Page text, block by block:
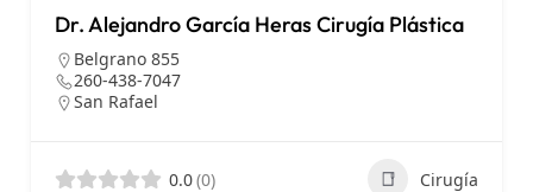
Dr. Alejandro García Heras Cirugía Plástica
Belgrano 855
260-438-7047
San Rafael
0.0(0) Cirugía